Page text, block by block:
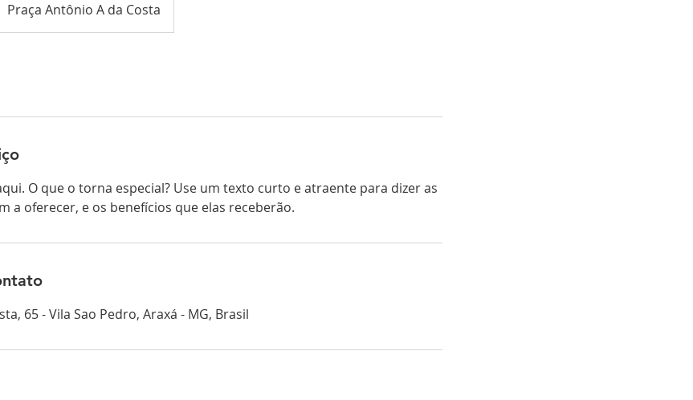
Praça Antônio A da Costa
O que o torna especial? Use um texto curto e atraente para dizer as
a oferecer, e os benefícios que elas receberão.
65 - Vila Sao Pedro, Araxá - MG, Brasil